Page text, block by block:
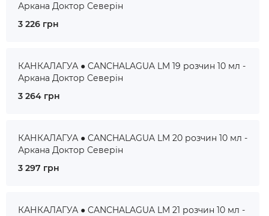
Аркана Доктор Северін
3 226 грн
КАНКАЛАГУА ● CANCHALAGUA LM 19 розчин 10 мл -
Аркана Доктор Северін
3 264 грн
КАНКАЛАГУА ● CANCHALAGUA LM 20 розчин 10 мл -
Аркана Доктор Северін
3 297 грн
КАНКАЛАГУА ● CANCHALAGUA LM 21 розчин 10 мл -